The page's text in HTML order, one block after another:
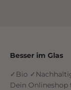
Besser im Glas
✓Bio
Dein Onlineshop